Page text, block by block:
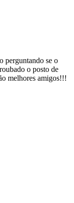
perguntando se o
o posto de
melhores amigos!!!